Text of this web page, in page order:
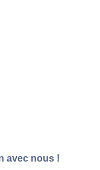
avec nous !